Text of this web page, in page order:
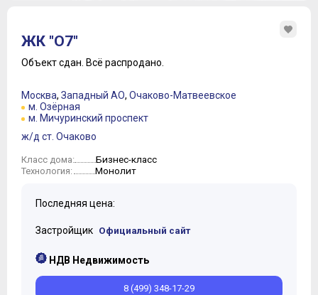
3
4
6
7
ЖК "О7"
Объект сдан. Всё распродано.
Москва, Западный АО, Очаково-Матвеевское
м. Озёрная
м. Мичуринский проспект
ж/д ст. Очаково
Класс дома: Бизнес-класс
Технология: Монолит
Последняя цена:
Застройщик Официальный сайт
НДВ Недвижимость
8 (499) 348-17-29